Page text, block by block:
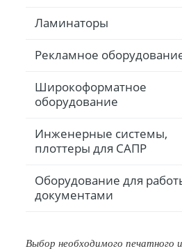
Ламинаторы
Рекламное
Широкоформатное
оборудование
Инженерные системы,
плоттеры для САПР
Оборудование для
документами
Выбор необходимого печатного